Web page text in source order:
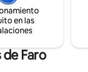
en las
Faro